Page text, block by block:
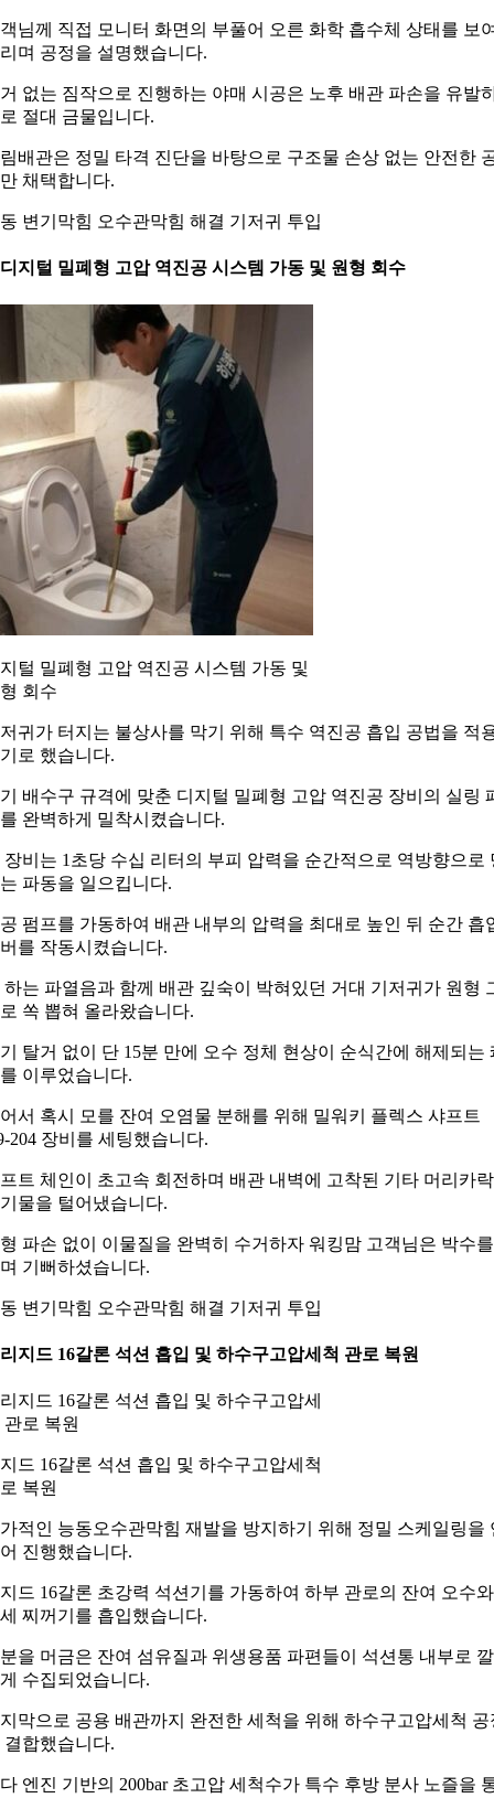
님께 직접 모니터 화면의 부풀어 오른 화학 흡수체 상태를 보
며 공정을 설명했습니다.
없는 짐작으로 진행하는 야매 시공은 노후 배관 파손을 유발
절대 금물입니다.
배관은 정밀 타격 진단을 바탕으로 구조물 손상 없는 안전한
채택합니다.
변기막힘 오수관막힘 해결 기저귀 투입
지털 밀폐형 고압 역진공 시스템 가동 및 원형 회수
털 밀폐형 고압 역진공 시스템 가동 및
회수
귀가 터지는 불상사를 막기 위해 특수 역진공 흡입 공법을 적
로 했습니다.
배수구 규격에 맞춘 디지털 밀폐형 고압 역진공 장비의 실링
완벽하게 밀착시켰습니다.
장비는 1초당 수십 리터의 부피 압력을 순간적으로 역방향으로
파동을 일으킵니다.
펌프를 가동하여 배관 내부의 압력을 최대로 높인 뒤 순간 흡
를 작동시켰습니다.
하는 파열음과 함께 배관 깊숙이 박혀있던 거대 기저귀가 원형
쏙 뽑혀 올라왔습니다.
탈거 없이 단 15분 만에 오수 정체 현상이 순식간에 해제되는
이루었습니다.
서 혹시 모를 잔여 오염물 분해를 위해 밀워키 플렉스 샤프트
204 장비를 세팅했습니다.
트 체인이 초고속 회전하며 배관 내벽에 고착된 기타 머리카
물을 털어냈습니다.
파손 없이 이물질을 완벽히 수거하자 워킹맘 고객님은 박수를
기뻐하셨습니다.
변기막힘 오수관막힘 해결 기저귀 투입
지드 16갈론 석션 흡입 및 하수구고압세척 관로 복원
드 16갈론 석션 흡입 및 하수구고압세척
복원
적인 능동오수관막힘 재발을 방지하기 위해 정밀 스케일링을
진행했습니다.
드 16갈론 초강력 석션기를 가동하여 하부 관로의 잔여 오수와
찌꺼기를 흡입했습니다.
을 머금은 잔여 섬유질과 위생용품 파편들이 석션통 내부로
수집되었습니다.
막으로 공용 배관까지 완전한 세척을 위해 하수구고압세척 공
결합했습니다.
엔진 기반의 200bar 초고압 세척수가 특수 후방 분사 노즐을